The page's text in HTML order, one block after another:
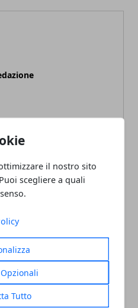
il nostro sito
scegliere a quali
Tutto